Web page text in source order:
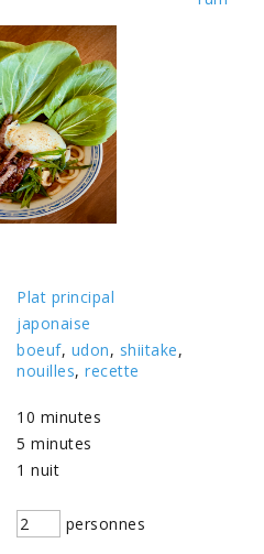
Plat principal
japonaise
boeuf, udon, shiitake,
nouilles,recette
10 minutes
5 minutes
1 nuit
personnes